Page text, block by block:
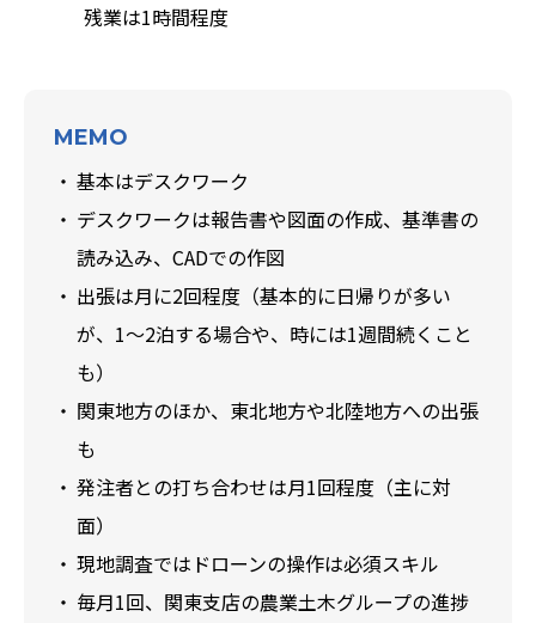
残業は1時間程度
MEMO
基本はデスクワーク
デスクワークは報告書や図面の作成、基準書の
読み込み、CADでの作図
出張は月に2回程度（基本的に日帰りが多い
が、1～2泊する場合や、時には1週間続くこと
も）
関東地方のほか、東北地方や北陸地方への出張
も
発注者との打ち合わせは月1回程度（主に対
面）
現地調査ではドローンの操作は必須スキル
毎月1回、関東支店の農業土木グループの進捗